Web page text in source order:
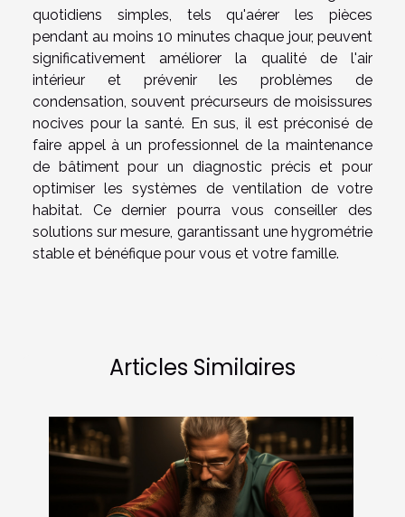
quotidiens simples, tels qu'aérer les pièces
pendant au moins 10 minutes chaque jour, peuvent
significativement améliorer la qualité de l'air
intérieur et prévenir les problèmes de
condensation, souvent précurseurs de moisissures
nocives pour la santé. En sus, il est préconisé de
faire appel à un professionnel de la maintenance
de bâtiment pour un diagnostic précis et pour
optimiser les systèmes de ventilation de votre
habitat. Ce dernier pourra vous conseiller des
solutions sur mesure, garantissant une hygrométrie
stable et bénéfique pour vous et votre famille.
Articles Similaires